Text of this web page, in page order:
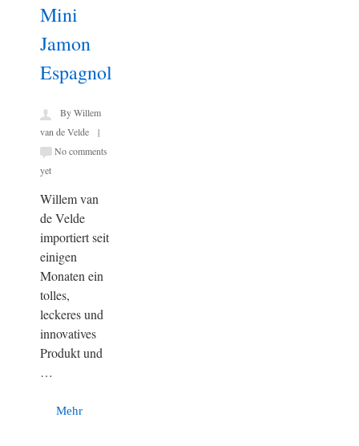
Mini
Jamon
Espagnol
By Willem
van de Velde |
No comments
yet
Willem van
de Velde
importiert seit
einigen
Monaten ein
tolles,
leckeres und
innovatives
Produkt und
…
Mehr